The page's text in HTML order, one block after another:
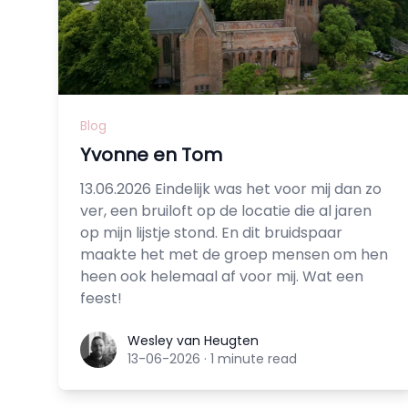
Blog
Yvonne en Tom
13.06.2026 Eindelijk was het voor mij dan zo
ver, een bruiloft op de locatie die al jaren
op mijn lijstje stond. En dit bruidspaar
maakte het met de groep mensen om hen
heen ook helemaal af voor mij. Wat een
feest!
Wesley van Heugten
Wesley van Heugten
13-06-2026 · 1 minute read